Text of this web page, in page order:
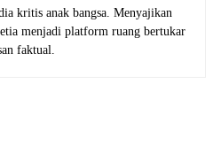
kritis anak bangsa. Menyajikan
menjadi platform ruang bertukar
faktual.